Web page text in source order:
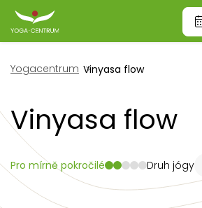
Yogacentrum Vinyasa flow
Vinyasa flow
Pro mírně pokročilé Druh jógy